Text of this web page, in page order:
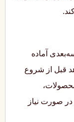
آماده
قبل از شروع
صورت نیاز